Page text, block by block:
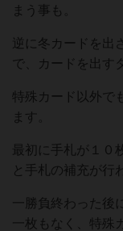
まう事も。
逆に冬カードを出
で、カードを出す
特殊カード以外で
ます。
最初に手札が１０
と手札の補充が行
一勝負終わった
一枚もなく、特